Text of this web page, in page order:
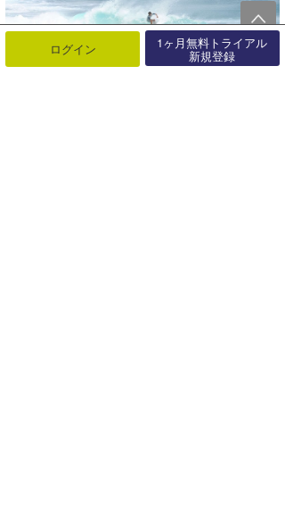
ログイン 1ヶ月無料トライアル
新規登録